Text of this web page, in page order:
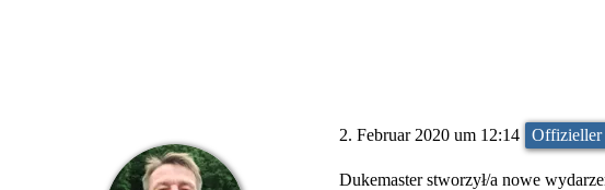
2. Februar 2020 um 12:14 Offizieller
Dukemaster stworzył/a nowe